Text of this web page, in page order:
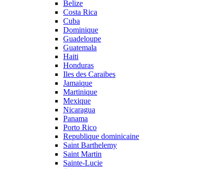
Belize
Costa Rica
Cuba
Dominique
Guadeloupe
Guatemala
Haiti
Honduras
Iles des Caraibes
Jamaique
Martinique
Mexique
Nicaragua
Panama
Porto Rico
Republique dominicaine
Saint Barthelemy
Saint Martin
Sainte-Lucie